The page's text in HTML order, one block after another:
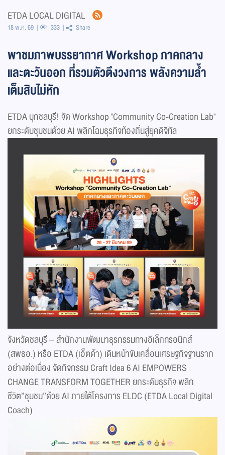
ETDA LOCAL DIGITAL
18 พ.ค. 69 333 Share
พาชมภาพบรรยากาศ Workshop ภาคกลาง
และตะวันออก ที่รวมตัวตึงวงการ พลังความล้ำ
เต็มสิบไม่หัก
ETDA บุกชลบุรี! จัด Workshop "Community Co-Creation Lab"
ยกระดับชุมชนด้วย AI พลิกโฉมธุรกิจท้องถิ่นสู่ยุคดิจิทัล
จังหวัดชลบุรี – สำนักงานพัฒนาธุรกรรมทางอิเล็กทรอนิกส์
(สพธอ.) หรือ ETDA (เอ็ตด้า) เดินหน้าขับเคลื่อนเศรษฐกิจฐานราก
อย่างต่อเนื่อง จัดกิจกรรม Craft Idea 6 AI EMPOWERS
CHANGE TRANSFORM TOGETHER ยกระดับธุรกิจ พลิก
ชีวิต”ชุมชน”ด้วย AI ภายใต้โครงการ ELDC (ETDA Local Digital
Coach)